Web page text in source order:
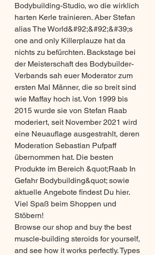
Bodybuilding-Studio, wo die wirklich
harten Kerle trainieren. Aber Stefan
alias The World&#92;&#92;&#39;s
one and only Killerplauze hat da
nichts zu befürchten. Backstage bei
der Meisterschaft des Bodybuilder-
Verbands sah euer Moderator zum
ersten Mal Männer, die so breit sind
wie Maffay hoch ist. Von 1999 bis
2015 wurde sie von Stefan Raab
moderiert, seit November 2021 wird
eine Neuauflage ausgestrahlt, deren
Moderation Sebastian Pufpaff
übernommen hat. Die besten
Produkte im Bereich &quot;Raab In
Gefahr Bodybuilding&quot; sowie
aktuelle Angebote findest Du hier.
Viel Spaß beim Shoppen und
Stöbern!
Browse our shop and buy the best
muscle-building steroids for yourself,
and see how it works perfectly. Types